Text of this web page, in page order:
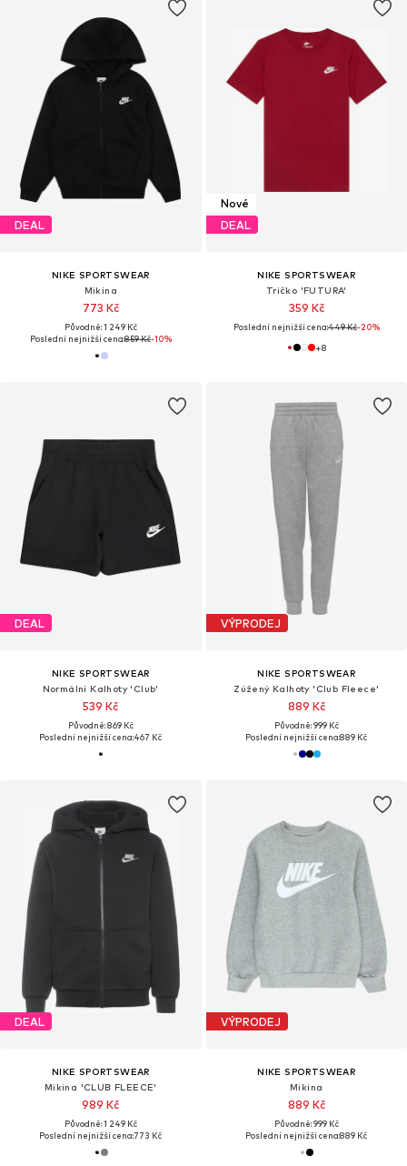
DEAL
NIKE SPORTSWEAR
Mikina
773 Kč
Původně: 1 249 Kč
Poslední nejnižší cena:859 Kč-10%
Nové
DEAL
NIKE SPORTSWEAR
Tričko 'FUTURA'
359 Kč
Poslední nejnižší cena:449 Kč-20%
+8
DEAL
NIKE SPORTSWEAR
Normální Kalhoty 'Club'
539 Kč
Původně: 869 Kč
Poslední nejnižší cena:467 Kč
VÝPRODEJ
NIKE SPORTSWEAR
Zúžený Kalhoty 'Club Fleece'
889 Kč
Původně: 999 Kč
Poslední nejnižší cena:889 Kč
DEAL
NIKE SPORTSWEAR
Mikina 'CLUB FLEECE'
989 Kč
Původně: 1 249 Kč
Poslední nejnižší cena:773 Kč
VÝPRODEJ
NIKE SPORTSWEAR
Mikina
889 Kč
Původně: 999 Kč
Poslední nejnižší cena:889 Kč